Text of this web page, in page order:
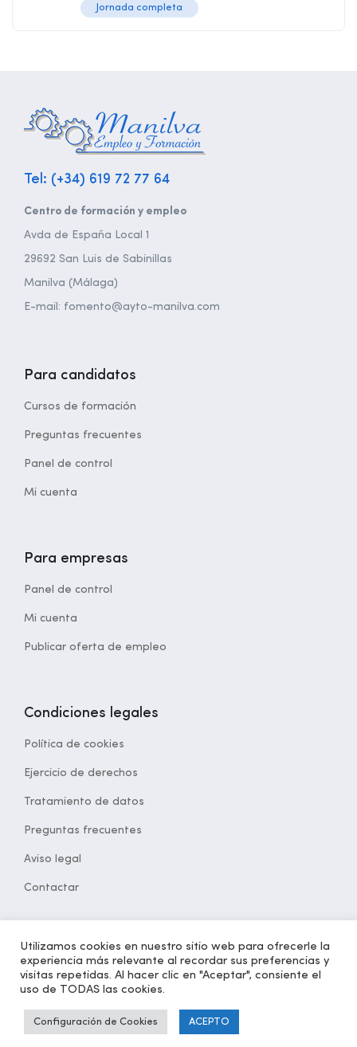
Jornada completa
Tel: (+34) 619 72 77 64
Centro de formación y empleo
Avda de España Local 1
29692 San Luis de Sabinillas
Manilva (Málaga)
E-mail: fomento@ayto-manilva.com
Para candidatos
Cursos de formación
Preguntas frecuentes
Panel de control
Mi cuenta
Para empresas
Panel de control
Mi cuenta
Publicar oferta de empleo
Condiciones legales
Política de cookies
Ejercicio de derechos
Tratamiento de datos
Preguntas frecuentes
Aviso legal
Contactar
© 2021 Desarrollado poropcion5.com| Todos los derechos
reservados | Versión 1.2
Utilizamos cookies en nuestro sitio web para ofrecerle la
experiencia más relevante al recordar sus preferencias y
visitas repetidas. Al hacer clic en "Aceptar", consiente el
uso de TODAS las cookies.
Configuración de Cookies ACEPTO